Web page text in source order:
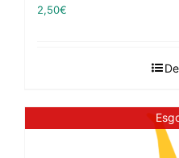
2,50€